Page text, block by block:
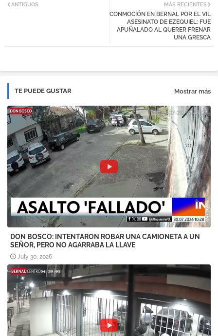
atsa
MÁS RECIENTES
CONMOCIÓN EN BERNAL POR EL VIL
ASESINATO DE EZEQUIEL: FUE
APUÑALADO AL QUERER FRENAR
UNA GRESCA
ANTIGUOS
TE PUEDE GUSTAR Mostrar más
DON BOSCO: INTENTARON ROBAR UNA CAMIONETA A UN
SEÑOR, PERO NO AGARRABA LA LLAVE
July 30, 2026